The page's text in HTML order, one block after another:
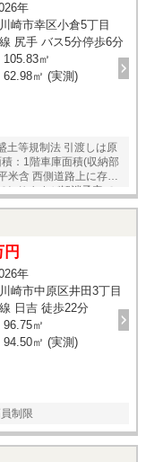
年
崎市幸区小倉5丁目
尻手 バス5分停歩6分
105.83㎡
62.98㎡ (実測)
土等規制法 引渡しは原
：1階車庫面積(収納部
含 西側道路上に存す
おりますが解消予定で
年
崎市中原区井田3丁目
日吉 徒歩22分
96.75㎡
94.50㎡ (実測)
制限